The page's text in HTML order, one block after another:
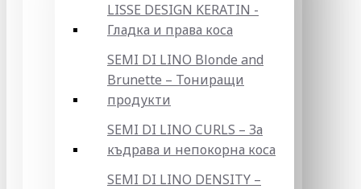
LISSE DESIGN KERATIN -
Гладка и права коса
SEMI DI LINO Blonde and
Brunette – Тониращи
продукти
SEMI DI LINO CURLS – За
къдрава и непокорна коса
SEMI DI LINO DENSITY –